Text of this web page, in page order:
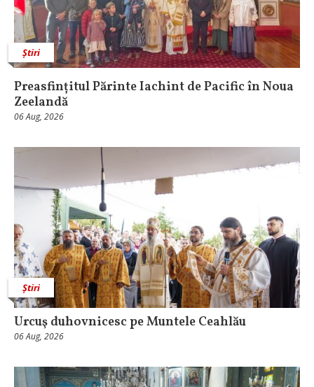
Știri
Preasfințitul Părinte Iachint de Pacific în Noua
Zeelandă
06 Aug, 2026
Știri
Urcuş duhovnicesc pe Muntele Ceahlău
06 Aug, 2026